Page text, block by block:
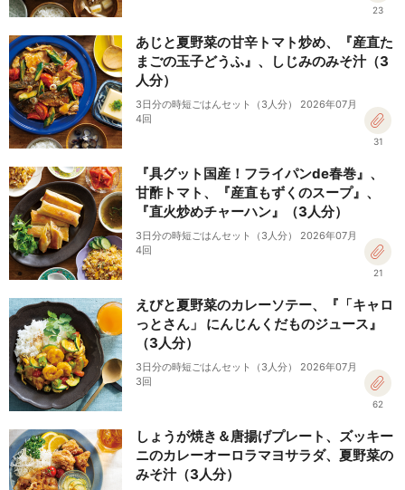
23
あじと夏野菜の甘辛トマト炒め、『産直た
まごの玉子どうふ』、しじみのみそ汁（3
人分）
3日分の時短ごはんセット（3人分） 2026年07月
4回
31
『具グット国産！フライパンde春巻』、
甘酢トマト、『産直もずくのスープ』、
『直火炒めチャーハン』（3人分）
3日分の時短ごはんセット（3人分） 2026年07月
4回
21
えびと夏野菜のカレーソテー、『「キャロ
っとさん」 にんじんくだものジュース』
（3人分）
3日分の時短ごはんセット（3人分） 2026年07月
3回
62
しょうが焼き＆唐揚げプレート、ズッキー
ニのカレーオーロラマヨサラダ、夏野菜の
みそ汁（3人分）